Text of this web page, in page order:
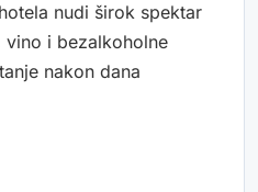
nudi širok spektar
i bezalkoholne
nakon dana